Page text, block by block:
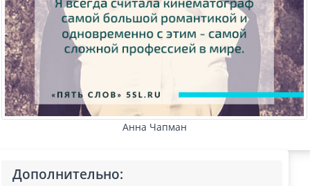
Анна Чапман
Дополнительно: